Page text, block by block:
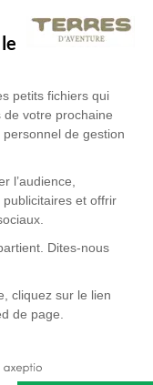
petits fichiers qui
votre prochaine
de gestion
l’audience,
et offrir
Dites-nous
cliquez sur le lien
de page.